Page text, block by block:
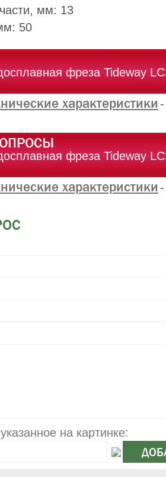
мм: 13
50
фреза Tideway
характеристики -
фреза Tideway
характеристики -
на картинке: